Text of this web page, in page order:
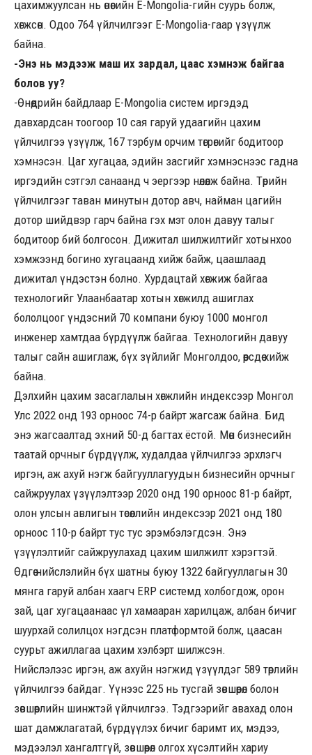
цахимжуулсан нь өнөөгийн E-Mongolia-гийн суурь болж,
хөгжсөн. Одоо 764 үйлчилгээг E-Mongolia-гаар үзүүлж
байна.
-Энэ нь мэдээж маш их зардал, цаас хэмнэж байгаа
болов уу?
-Өнөөдрийн байдлаар E-Mongolia систем иргэдэд
давхардсан тоогоор 10 сая гаруй удаагийн цахим
үйлчилгээ үзүүлж, 167 тэрбум орчим төгрөгийг бодитоор
хэмнэсэн. Цаг хугацаа, эдийн засгийг хэмнэснээс гадна
иргэдийн сэтгэл санаанд ч эергээр нөлөөлж байна. Төрийн
үйлчилгээг таван минутын дотор авч, найман цагийн
дотор шийдвэр гарч байна гэх мэт олон давуу талыг
бодитоор бий болгосон. Дижитал шилжилтийг хотынхоо
хэмжээнд богино хугацаанд хийж байж, цаашлаад
дижитал үндэстэн болно. Хурдацтай хөгжиж байгаа
технологийг Улаанбаатар хотын хөгжилд ашиглах
бололцоог үндэсний 70 компани буюу 1000 монгол
инженер хамтдаа бүрдүүлж байгаа. Технологийн давуу
талыг сайн ашиглаж, бүх зүйлийг Монголдоо, өөрсдөө хийж
байна.
Дэлхийн цахим засаглалын хөгжлийн индексээр Монгол
Улс 2022 онд 193 орноос 74-р байрт жагсаж байна. Бид
энэ жагсаалтад эхний 50-д багтах ёстой. Мөн бизнесийн
таатай орчныг бүрдүүлж, худалдаа үйлчилгээ эрхлэгч
иргэн, аж ахуй нэгж байгууллагуудын бизнесийн орчныг
сайжруулах үзүүлэлтээр 2020 онд 190 орноос 81-р байрт,
олон улсын авлигын төсөөллийн индексээр 2021 онд 180
орноос 110-р байрт тус тус эрэмбэлэгдсэн. Энэ
үзүүлэлтийг сайжруулахад цахим шилжилт хэрэгтэй.
Өдгөө нийслэлийн бүх шатны буюу 1322 байгууллагын 30
мянга гаруй албан хаагч ERP системд холбогдож, орон
зай, цаг хугацаанаас үл хамааран харилцаж, албан бичиг
шуурхай солилцох нэгдсэн платформтой болж, цаасан
суурьт ажиллагаа цахим хэлбэрт шилжсэн.
Нийслэлээс иргэн, аж ахуйн нэгжид үзүүлдэг 589 төрлийн
үйлчилгээ байдаг. Үүнээс 225 нь тусгай зөвшөөрөл болон
зөвшөөрлийн шинжтэй үйлчилгээ. Тэдгээрийг авахад олон
шат дамжлагатай, бүрдүүлэх бичиг баримт их, мэдээ,
мэдээлэл хангалтгүй, зөвшөөрөл олгох хүсэлтийн хариу